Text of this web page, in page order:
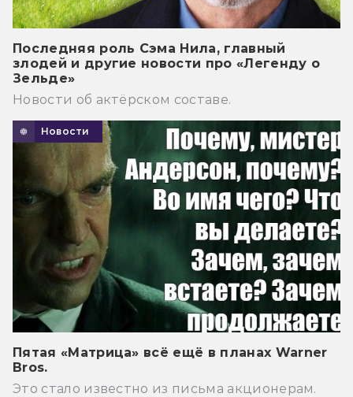
Последняя роль Сэма Нила, главный
злодей и другие новости про «Легенду о
Зельде»
Новости об актёрском составе.
Новости
Пятая «Матрица» всё ещё в планах Warner
Bros.
Это стало известно из письма акционерам.